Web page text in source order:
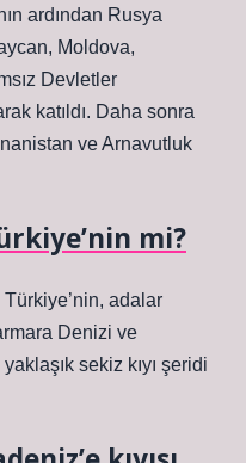
ardından Rusya
Moldova,
Devletler
katıldı. Daha sonra
ve Arnavutluk
mi?
adalar
Denizi ve
sekiz kıyı şeridi